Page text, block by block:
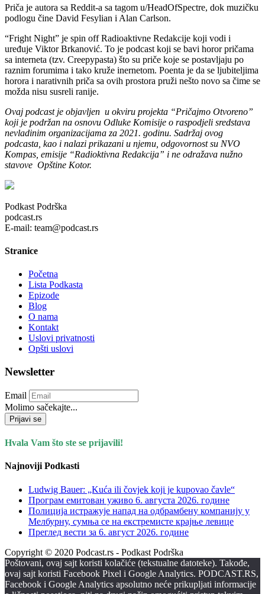
Priča je autora sa Reddit-a sa tagom u/HeadOfSpectre, dok muzičku
podlogu čine David Fesylian i Alan Carlson.
“Fright Night” je spin off Radioaktivne Redakcije koji vodi i
uređuje Viktor Brkanović. To je podcast koji se bavi horor pričama
sa interneta (tzv. Creepypasta) što su priče koje se postavljaju po
raznim forumima i tako kruže inernetom. Poenta je da se ljubiteljima
horora i narativnih priča sa ovih prostora pruži nešto novo sa čime se
možda nisu susreli ranije.
Ovaj podcast je objavljen u okviru projekta “Pričajmo Otvoreno”
koji je podržan na osnovu Odluke Komisije o raspodjeli sredstava
nevladinim organizacijama za 2021. godinu. Sadržaj ovog
podcasta, kao i nalazi prikazani u njemu, odgovornost su NVO
Kompas, emisije “Radioktivna Redakcija” i ne odražava nužno
stavove Opštine Kotor.
Podkast Podrška
podcast.rs
E-mail: team@podcast.rs
Stranice
Početna
Lista Podkasta
Epizode
Blog
O nama
Kontakt
Uslovi privatnosti
Opšti uslovi
Newsletter
Email
Molimo sačekajte...
Prijavi se
Hvala Vam što ste se prijavili!
Najnoviji Podkasti
Ludwig Bauer: „Kuća ili čovjek koji je kupovao čavle“
Програм емитован уживо 6. августа 2026. годинe
Полиција истражује напад на одбрамбену компанију у
Мелбурну, сумња се на екстремисте крајње левице
Преглед вести за 6. август 2026. године
Copyright © 2020 Podcast.rs - Podkast Podrška
Poštovani, ovaj sajt koristi kolačiće (tekstualne datoteke). Takođe,
ovaj sajt koristi Facebook Pixel i Google Analytics. PODCAST.RS,
Facebook i Google Analytics apsolutno neće prikupljati informacije